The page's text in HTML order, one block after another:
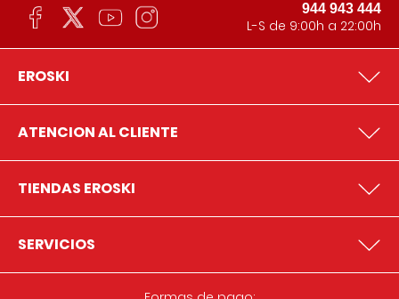
944 943 444
L-S de 9:00h a 22:00h
EROSKI
ATENCION AL CLIENTE
TIENDAS EROSKI
SERVICIOS